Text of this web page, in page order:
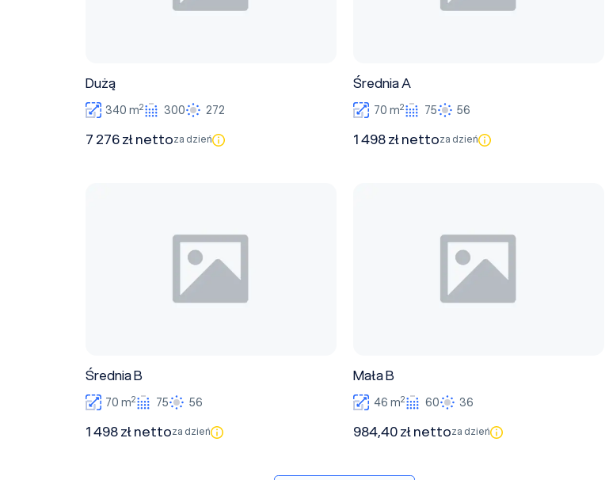
Dużą
340 m2 300 272
7 276 zł nettoza dzień
Średnia A
70 m2 75 56
1 498 zł nettoza dzień
Średnia B
70 m2 75 56
1 498 zł nettoza dzień
Mała B
46 m2 60 36
984,40 zł nettoza dzień